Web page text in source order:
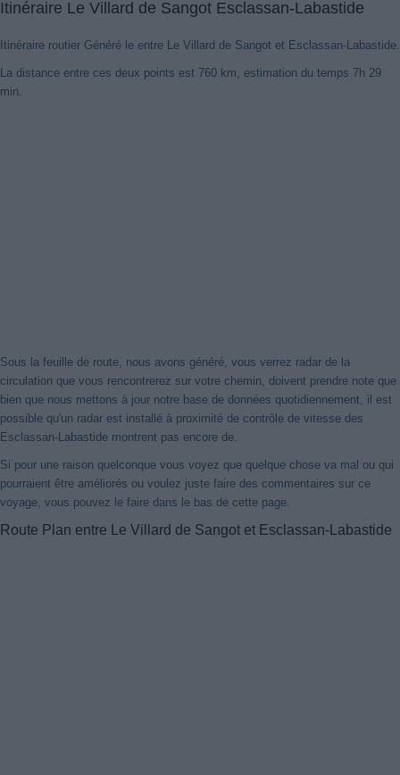
Itinéraire Le Villard de Sangot Esclassan-Labastide
Itinéraire routier Généré le entre Le Villard de Sangot et Esclassan-Labastide.
La distance entre ces deux points est 760 km, estimation du temps 7h 29
min.
Sous la feuille de route, nous avons généré, vous verrez radar de la
circulation que vous rencontrerez sur votre chemin, doivent prendre note que
bien que nous mettons à jour notre base de données quotidiennement, il est
possible qu'un radar est installé à proximité de contrôle de vitesse des
Esclassan-Labastide montrent pas encore de.
Si pour une raison quelconque vous voyez que quelque chose va mal ou qui
pourraient être améliorés ou voulez juste faire des commentaires sur ce
voyage, vous pouvez le faire dans le bas de cette page.
Route Plan entre Le Villard de Sangot et Esclassan-Labastide
Fermer cet avis